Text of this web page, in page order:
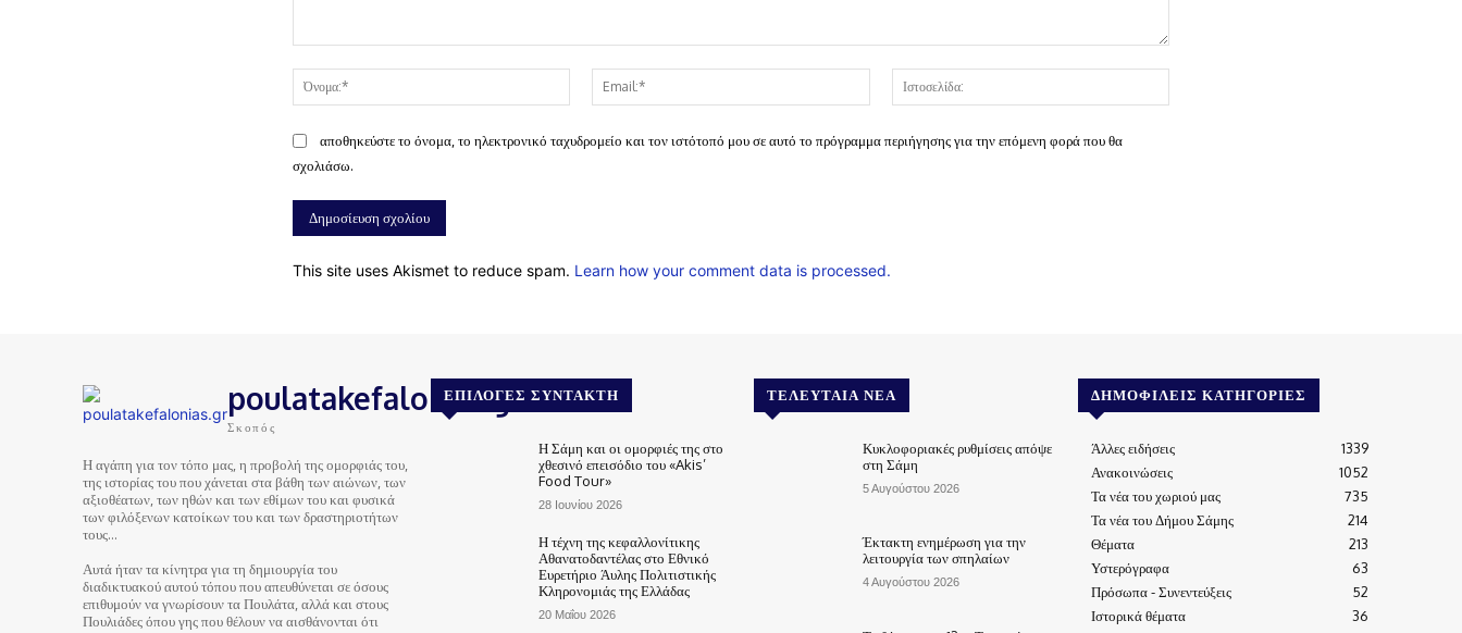
Όνομα:*
Email:*
αποθηκεύστε το όνομα, το ηλεκτρονικό ταχυδρομείο και τον ιστότοπό μου σε αυτό το πρόγραμμα περιήγησης για την επόμενη φορά που θα
σχολιάσω.
This site uses Akismet to reduce spam. Learn how your comment data is processed.
poulatakefalonias.gr
Σκοπός
Η αγάπη για τον τόπο μας, η προβολή της ομορφιάς του,
της ιστορίας του που χάνεται στα βάθη των αιώνων, των
αξιοθέατων, των ηθών και των εθίμων του και φυσικά
των φιλόξενων κατοίκων του και των δραστηριοτήτων
τους…
Αυτά ήταν τα κίνητρα για τη δημιουργία του
διαδικτυακού αυτού τόπου που απευθύνεται σε όσους
επιθυμούν να γνωρίσουν τα Πουλάτα, αλλά και στους
Πουλιάδες όπου γης που θέλουν να αισθάνονται ότι
ΕΠΙΛΟΓΈΣ ΣΥΝΤΆΚΤΗ
Η Σάμη και οι ομορφιές της στο
χθεσινό επεισόδιο του «Akis’
Food Tour»
28 Ιουνίου 2026
Η τέχνη της κεφαλλονίτικης
Αθανατοδαντέλας στο Εθνικό
Ευρετήριο Άυλης Πολιτιστικής
Κληρονομιάς της Ελλάδας
20 Μαΐου 2026
ΤΕΛΕΥΤΑΊΑ ΝΈΑ
Κυκλοφοριακές ρυθμίσεις απόψε
στη Σάμη
5 Αυγούστου 2026
Έκτακτη ενημέρωση για την
λειτουργία των σπηλαίων
4 Αυγούστου 2026
ΔΗΜΟΦΙΛΕΊΣ ΚΑΤΗΓΟΡΊΕΣ
Άλλες ειδήσεις
1339
Ανακοινώσεις
1052
Τα νέα του χωριού μας
735
Τα νέα του Δήμου Σάμης
214
Θέματα
213
Υστερόγραφα
63
Πρόσωπα - Συνεντεύξεις
52
Ιστορικά θέματα
36